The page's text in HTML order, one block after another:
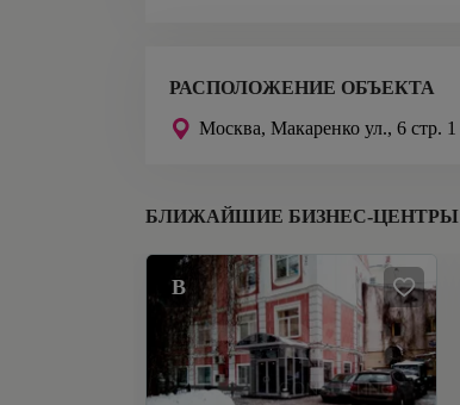
РАСПОЛОЖЕНИЕ ОБЪЕКТА
Москва, Макаренко ул., 6 стр. 1
БЛИЖАЙШИЕ БИЗНЕС-ЦЕНТРЫ
B